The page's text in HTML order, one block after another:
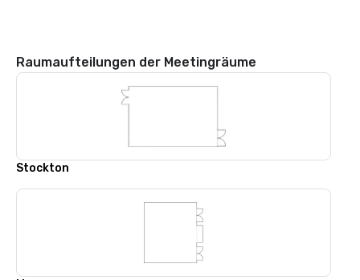
Raumaufteilungen der Meetingräume
Stockton